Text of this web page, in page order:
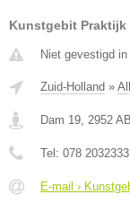
Kunstgebit Praktijk
Niet gevestigd
Zuid-Holland »
Dam 19, 2952 AB
Tel: 078 2032333
E-mail ›